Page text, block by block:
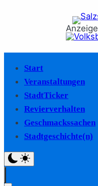
Anzeige
Start
Veranstaltungen
StadtTicker
Revierverhalten
Geschmackssachen
Stadtgeschichte(n)